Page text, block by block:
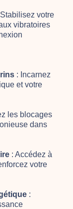
votre
vibratoires
: Incarnez
et votre
les blocages
dans
: Accédez à
votre
: